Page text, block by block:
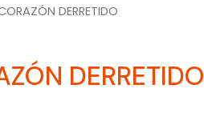
DERRETIDO
DERRETIDO